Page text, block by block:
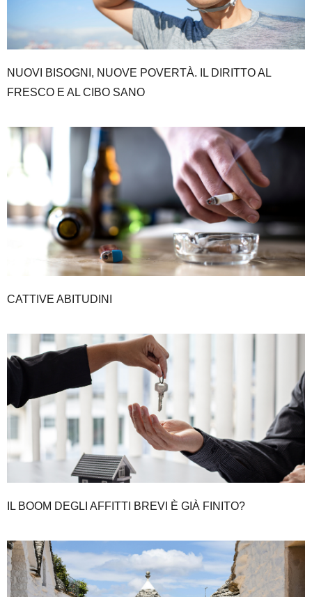
NUOVI BISOGNI, NUOVE POVERTÀ. IL DIRITTO AL
FRESCO E AL CIBO SANO
CATTIVE ABITUDINI
IL BOOM DEGLI AFFITTI BREVI È GIÀ FINITO?